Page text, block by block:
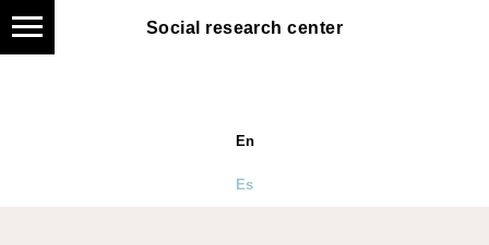
Social research center
En
Es